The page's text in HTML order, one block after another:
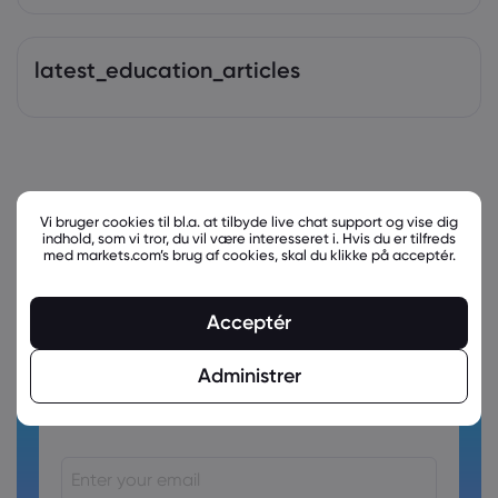
latest_education_articles
Ready to trade?
Vi bruger cookies til bl.a. at tilbyde live chat support og vise dig
indhold, som vi tror, du vil være interesseret i. Hvis du er tilfreds
med markets.com’s brug af cookies, skal du klikke på acceptér.
Acceptér
Administrer